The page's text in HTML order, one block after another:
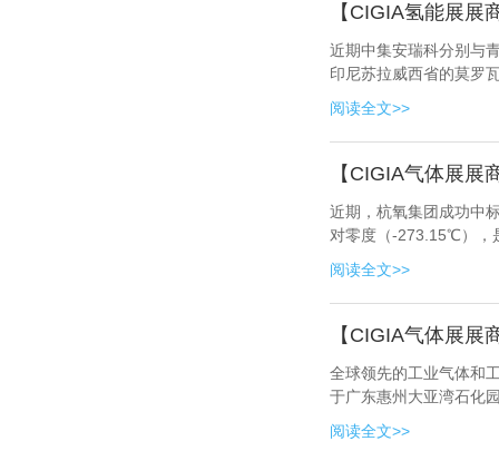
【CIGIA氢能展
近期中集安瑞科分别与
印尼苏拉威西省的莫罗
阅读全文>>
【CIGIA气体展
近期，杭氧集团成功中
对零度（-273.15℃），
阅读全文>>
【CIGIA气体展
全球领先的工业气体和
于广东惠州大亚湾石化
阅读全文>>